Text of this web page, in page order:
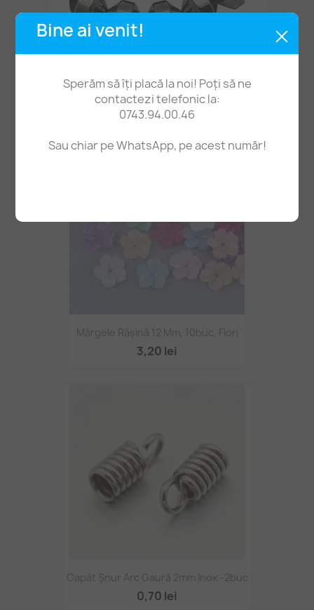
Bine ai venit!
Sperăm să îți placă la noi! Poți să ne
contactezi telefonic la:
0743.94.00.46
Sau chiar pe WhatsApp, pe acest număr!
Mărgele Hematit 6*6mm Biconice, Magnetice
18,90 lei
Mărgele Rășină 12 Mm, 10buc, Flori
3,20 lei
Capăt Șnur Arc Gaură 2mm Inox -2buc
0,70 lei